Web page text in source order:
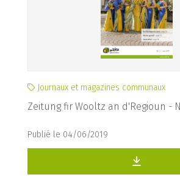
Journaux et magazines communaux
Zeitung fir Wooltz an d'Regioun -
Publié le 04/06/2019